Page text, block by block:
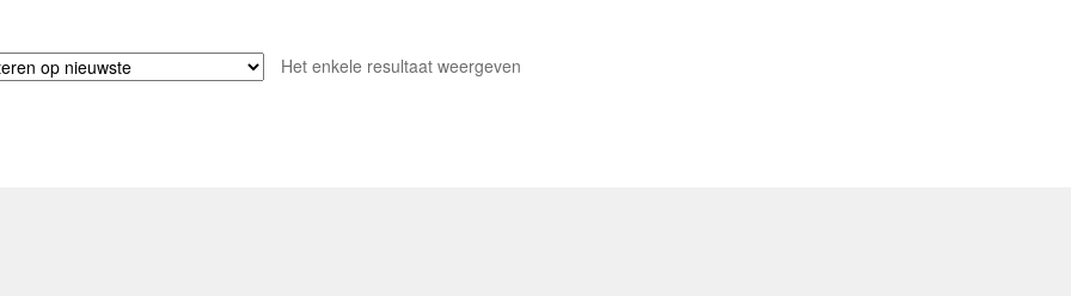
Het enkele resultaat weergeven